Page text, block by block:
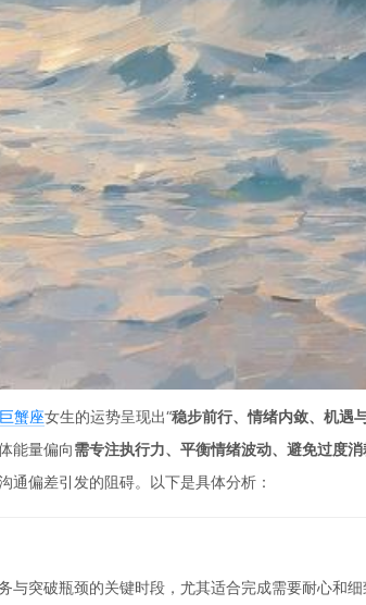
巨蟹座女生的运势呈现出“稳步前行、情绪内敛、机遇
能量偏向需专注执行力、平衡情绪波动、避免过度消
通偏差引发的阻碍。以下是具体分析：
与突破瓶颈的关键时段，尤其适合完成需要耐心和